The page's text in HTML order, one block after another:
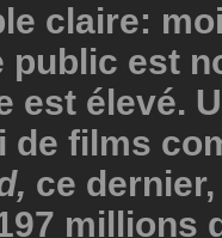
claire:
public est
est élevé.
de films
ce
millions